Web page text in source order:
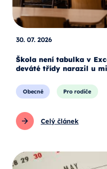
30. 07. 2026
Škola není tabulka v
deváté třídy narazil u
Obecné Pro rodiče
Celý článek